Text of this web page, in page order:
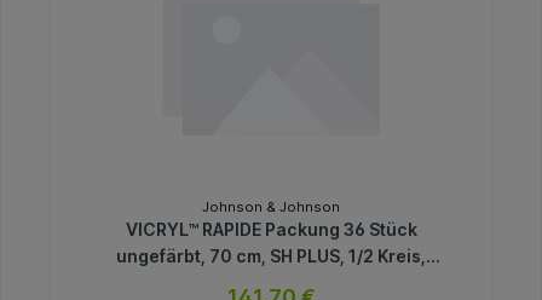
Johnson & Johnson
VICRYL™ RAPIDE Packung 36 Stück
ungefärbt, 70 cm, SH PLUS, 1/2 Kreis,